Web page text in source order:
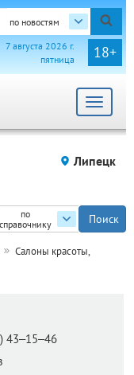
по новостям
18+
7 августа 2026 г.
пятница
Toggle
Липецк
по
справочнику
Салоны красоты,
43‒15‒46